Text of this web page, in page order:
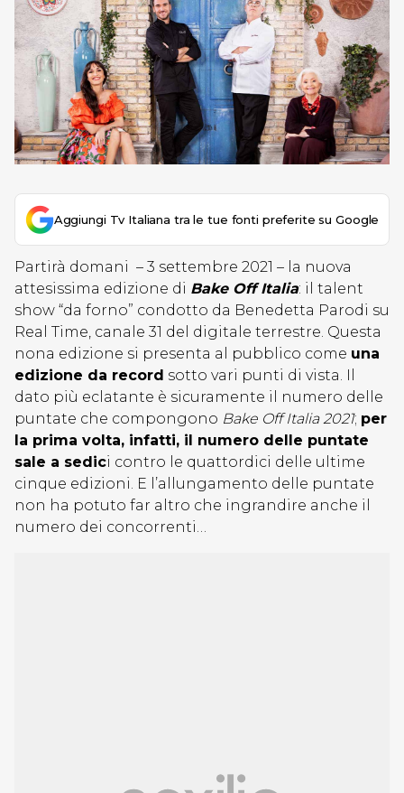
Aggiungi Tv Italiana tra le tue fonti preferite su Google
Partirà domani – 3 settembre 2021 – la nuova
attesissima edizione di Bake Off Italia: il talent
show “da forno” condotto da Benedetta Parodi su
Real Time, canale 31 del digitale terrestre. Questa
nona edizione si presenta al pubblico come una
edizione da record sotto vari punti di vista. Il
dato più eclatante è sicuramente il numero delle
puntate che compongono Bake Off Italia 2021; per
la prima volta, infatti, il numero delle puntate
sale a sedici contro le quattordici delle ultime
cinque edizioni. E l’allungamento delle puntate
non ha potuto far altro che ingrandire anche il
numero dei concorrenti…